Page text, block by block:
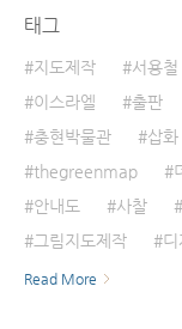
태그
지도제작 서용철
이스라엘
출판
충현박물관
삽화
thegreenmap
안내도
사찰
그림지도제작
디
Read More